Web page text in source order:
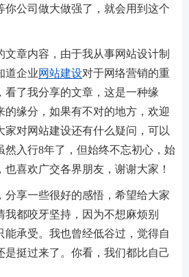
你公司做大做强了，就会用到这个
文章内容，由于我从事网站设计制
道企业网站建设对于网络营销的重
看了我分享的文章，这是一种缘
的缘分，如果有不对的地方，欢迎
家对网站建设还有什么疑问，可以
然入行8年了，但始终不忘初心，始
喜欢广交各界朋友，谢谢大家！
分享一些很好的感悟，希望给大家
我都咬牙坚持，因为不想麻烦别
能承受。我也曾经低谷过，觉得自
是挺过来了。你看，我们都比自己